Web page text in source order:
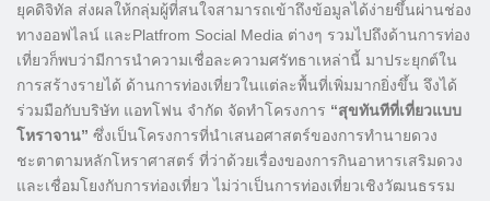
ยุคดิจิทัล ส่งผลให้กลุ่มผู้ที่สนใจสามารถเข้าถึงข้อมูลได้ง่ายขึ้นผ่านช่อง
ทางออฟไลน์ และPlatfrom Social Media ต่างๆ รวมไปถึงด้านการท่อง
เที่ยวก็พบว่ามีการนำความเชื่อละความศรัทธาเหล่านี้ มาประยุกต์ใน
การสร้างรายได้ ด้านการท่องเที่ยวในแต่ละพื้นที่เพิ่มมากยิ่งขึ้น จึงได้
ร่วมมือกับบริษัท แอทโฟน จำกัด จัดทำโครงการ “สุขทันทีที่เที่ยวแบบ
โหราจาน” ซึ่งเป็นโครงการที่นำเสนอศาสตร์ของการทำนายดวง
ชะตาตามหลักโหราศาสตร์ ที่ว่าด้วยเรื่องของการกินอาหารเสริมดวง
และเชื่อมโยงกับการท่องเที่ยว ไม่ว่าเป็นการท่องเที่ยวเชิงวัฒนธรรม